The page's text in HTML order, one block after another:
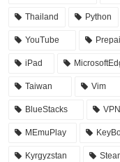
Thailand Python
YouTube
iPad
Taiwan Vim
BlueStacks VPN
MEmuPlay
Kyrgyzstan